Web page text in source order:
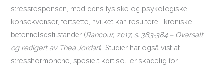
stressresponsen, med dens fysiske og psykologiske
konsekvenser, fortsette, hvilket kan resultere i kroniske
betennelsestilstander (Rancour, 2017, s. 383-384 – Oversatt
og redigert av Thea Jordan). Studier har også vist at
stresshormonene, spesielt kortisol, er skadelig for